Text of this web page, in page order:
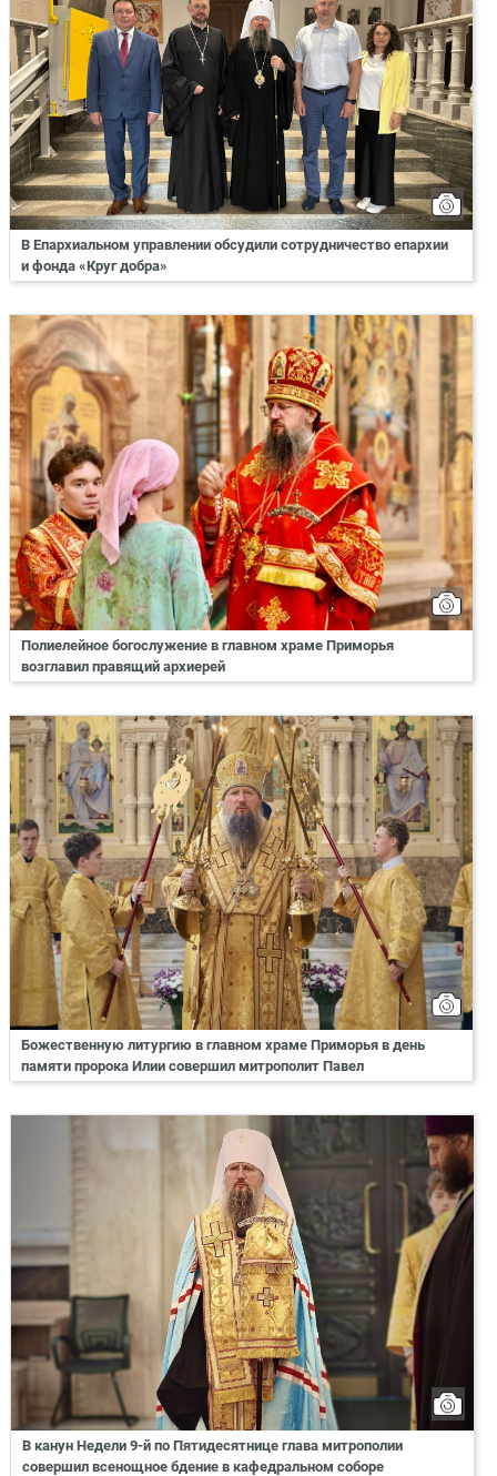
В Епархиальном управлении обсудили сотрудничество епархии
и фонда «Круг добра»
Полиелейное богослужение в главном храме Приморья
возглавил правящий архиерей
Божественную литургию в главном храме Приморья в день
памяти пророка Илии совершил митрополит Павел
В канун Недели 9-й по Пятидесятнице глава митрополии
совершил всенощное бдение в кафедральном соборе